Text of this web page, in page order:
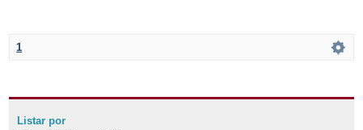
1
Listar por